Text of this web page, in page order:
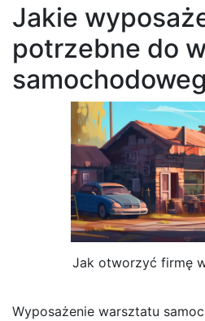
Jakie
potrzebne do
Jak otworzyć firmę
Wyposażenie warsztatu